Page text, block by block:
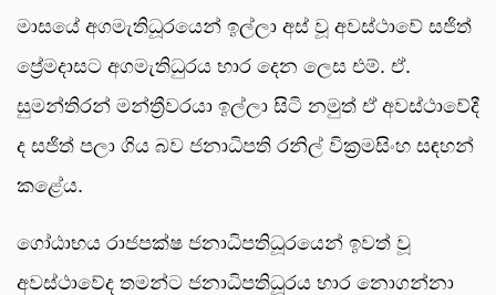
මාසයේ අගමැතිධූරයෙන් ඉල්ලා අස් වූ අවස්ථාවේ සජිත්
ප්‍රේමදාසට අගමැතිධුරය භාර දෙන ලෙස එම්. ඒ.
සුමන්තිරන් මන්ත්‍රීවරයා ඉල්ලා සිටි නමුත් ඒ අවස්ථාවේදී
ද සජිත් පලා ගිය බව ජනාධිපති රනිල් වික්‍රමසිංහ සඳහන්
කළේය.
ගෝඨාභය රාජපක්ෂ ජනාධිපතිධූරයෙන් ඉවත් වූ
අවස්ථාවේද තමන්ට ජනාධිපතිධූරය භාර නොගන්නා